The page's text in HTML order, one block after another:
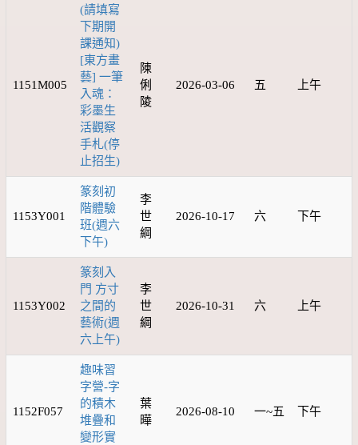
1151M005
(請填寫
下期開
課通知)
[東方畫
藝] 一筆
入魂：
彩墨生
活觀察
手札(停
止招生)
陳
俐
陵
2026-03-06 五 上午
1153Y001
篆刻初
階體驗
班(週六
下午)
李
世
綱
2026-10-17 六 下午
1153Y002
篆刻入
門 方寸
之間的
藝術(週
六上午)
李
世
綱
2026-10-31 六 上午
1152F057
趣味習
字營-字
的積木
堆疊和
變形實
葉
曄
2026-08-10 一~五 下午